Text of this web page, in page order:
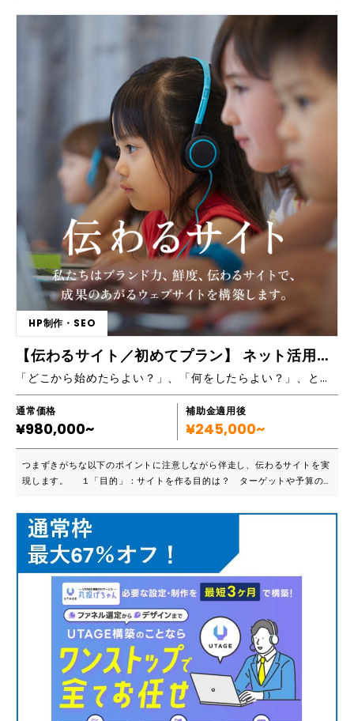
４位】【京都府１位】【総合26位】 【制作実績など】 https://fujiwar
a-graf.com/ https://www.lancers.jp/profile/browlow-ichi http
s://showcase.studio.design/ja/creator/XkmGPzwZ =======
======================= 丸投げOK！マーケター・デザイナ
ー・ライターの制作チームが担当/STUDIO制作実績30件超え/自社で更新
作業をしたい方、初めてサイトを制作する方におすすめ！ デザイナー・
マーケター・ライターの制作チームがSTUDIOによるクオリティの高いH
P・LPをご提供します。 STUDIOはサイトのデザインや動きが制限される
と思われがちですが、デザイナー歴20年、STUDIOでの制作経験が豊富な
プロが担当するため、テンプレートでは表現できない唯一無二のデザイン
に仕上がります。また、マーケター・ライターが構成やテキストを担当。
初めてサイト制作される方も安心です。 ===================
=========== 【こんな方にご相談いただいています】 ■ 予算は限ら
れているが、クオリティは妥協したくない ■ STUDIOでゼロから作成しよ
うとしたが、思い通りにならなかったため、プロに任せたい ■ サイトリ
ニューアルを検討しているが、改善点の洗い出しや企画・構成の提案から
お願いしたい ■ 初めてサイト制作を行うため、明確なイメージができて
おらず、企画構成〜デザイン・ライティングまで全てお任せしたい ■ 簡
単な修正は自社で更新したい ■ キャンペーンLPを作成して手軽にA/Bテス
トしたい ============================== 【おすすめポ
イント】 ■ ノーコードでも高クオリティを実現するデザイナー デザイン
力はもちろん、丁寧なヒアリングとニーズの汲み取り力を評価され、リピ
ーター多数。 また、STUDIOでの制作実績30件以上！STUDIOで制作さ
れたサイトの中でも厳正な審査を通過したものだけが掲載されるSTUDIO
showcaseへの掲載実績があります。 ■ 経験豊富なマーケターが成果に
つながるページ設計を行う お客様からヒアリングした情報をもとにペル
ソナ設定・SEOキーワード選定・ページ構成作成を実施。 ただ作るだけ
では終わらない、成果にコミットするサイトが出来上がります。 ■ ライ
力的に伝えるコピーライティングや検索上位を獲得するためのSEOコンテ
ンツまで制作可能です。 =============================
イン制作 ・STUDIOの扱いに慣れていただくまで、納品後も更新管理をサ
ポート ■ マーケティング業務 ・競合分析 ・ペルソナ設定 ・企画構成案
作成 ・SEO基本設定 ・Googleタグマネージャー、GoogleAnalytics4
基本設定 ■ ライティング業務 ・コピーライティング ・各種コンテンツ制
作 まずはお気軽にご相談くださいませ。
HP制作・SEO
【伝わるサイト／初めてプラン】 ネット活用基礎編 手厚いコンサルとフォロー！
「どこから始めたらよい？」、「何をしたらよい？」、と初めてのサイト制作でお迷いのクライアント様へ、安心してご利用いただけるプランです。
通常価格
¥980,000~
補助金適用後
¥245,000~
つまずきがちな以下のポイントに注意しながら伴走し、伝わるサイトを実
現します。 １「目的」：サイトを作る目的は？ ターゲットや予算の
味は？ 知っておく必要があるものは？ ３「体制」：
運営していく体制はどうすればよい？ ４「準備」：自社で何をどの程
度用意する必要があるの？ ５「運営」：運営や更新はどうすればいい
の？ ■こんな方におすすめです 初めてサイト制作に臨むクライアント様
や担当者様を対象にしたプランです。 ・スタートアップ企業が初めてサ
イトを作るので、ノウハウも過去の経験もない ・企業の公式サイトはあ
るが、部署の管轄で初めての製品サイトや採用サイトを作ることになった
・詳しい担当者が移動になり、詳しくない社員がサイト担当になった ・
サイトを制作するために、何を準備したらよいのか分からない ■私たちは
『伝わるサイト』を実現する会社です。 単に伝えたいことを盛り込んだ
「伝えようとするサイト」ではなく、見る人にとって分かるサイトが『伝
わるサイト』。それには、原稿や写真をきれいに並べる「作業」だけでは
不十分。クライアントのビジネスやその競合の状態、ターゲット像、商品
やサービスなどビジネス全般を理解し、サイト制作のプロでないクライア